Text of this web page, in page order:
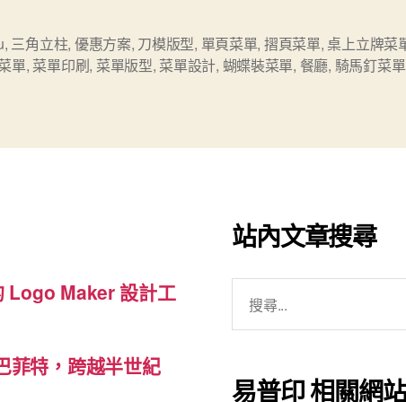
式
菜
刷”
, 三角立柱, 優惠方案, 刀模版型, 單頁菜單, 摺頁菜單, 桌上立牌菜
單, 菜單印刷, 菜單版型, 菜單設計, 蝴蝶裝菜單, 餐廳, 騎馬釘菜單
Logo Maker 設計工
菲特，跨越半世紀
站內文章搜尋
易普印 相關網站